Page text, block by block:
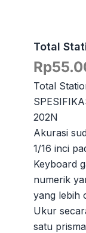
Total
Rp
Total
202N
Akurasi
1/16 inci
Keyboard
numerik
yang lebih
Ukur
satu